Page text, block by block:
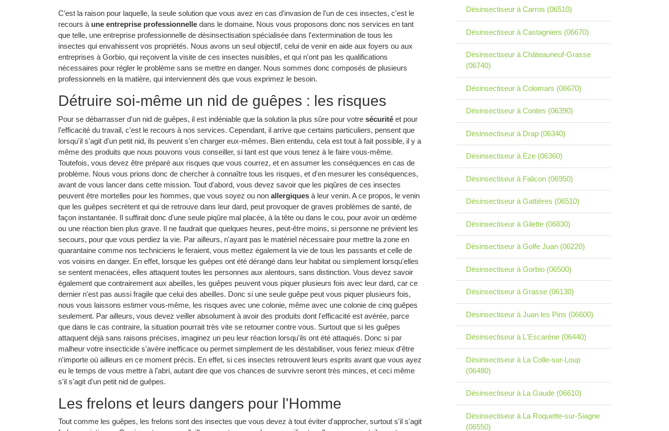
C'est la raison pour laquelle, la seule solution que vous avez en cas d'invasion de l'un de ces insectes, c'est le
recours à une entreprise professionnelle dans le domaine. Nous vous proposons donc nos services en tant
que telle, une entreprise professionnelle de désinsectisation spécialisée dans l'extermination de tous les
insectes qui envahissent vos propriétés. Nous avons un seul objectif, celui de venir en aide aux foyers ou aux
entreprises à Gorbio, qui reçoivent la visite de ces insectes nuisibles, et qui n'ont pas les qualifications
nécessaires pour régler le problème sans se mettre en danger. Nous sommes donc composés de plusieurs
professionnels en la matière, qui interviennent dès que vous exprimez le besoin.
Détruire soi-même un nid de guêpes : les risques
Pour se débarrasser d'un nid de guêpes, il est indéniable que la solution la plus sûre pour votre sécurité et pour
l'efficacité du travail, c'est le recours à nos services. Cependant, il arrive que certains particuliers, pensent que
lorsqu'il s'agit d'un petit nid, ils peuvent s'en charger eux-mêmes. Bien entendu, cela est tout à fait possible, il y a
même des produits que nous pouvons vous conseiller, si tant est que vous tenez à le faire vous-même.
Toutefois, vous devez être préparé aux risques que vous courrez, et en assumer les conséquences en cas de
problème. Nous vous prions donc de chercher à connaître tous les risques, et d'en mesurer les conséquences,
avant de vous lancer dans cette mission. Tout d'abord, vous devez savoir que les piqûres de ces insectes
peuvent être mortelles pour les hommes, que vous soyez ou non allergiques à leur venin. A ce propos, le venin
que les guêpes secrètent et qui de retrouve dans leur dard, peut provoquer de graves problèmes de santé, de
façon instantanée. Il suffirait donc d'une seule piqûre mal placée, à la tête ou dans le cou, pour avoir un œdème
ou une réaction bien plus grave. Il ne faudrait que quelques heures, peut-être moins, si personne ne prévient les
secours, pour que vous perdiez la vie. Par ailleurs, n'ayant pas le matériel nécessaire pour mettre la zone en
quarantaine comme nos techniciens le feraient, vous mettez également la vie de tous les passants et celle de
vos voisins en danger. En effet, lorsque les guêpes ont été dérangé dans leur habitat ou simplement lorsqu'elles
se sentent menacées, elles attaquent toutes les personnes aux alentours, sans distinction. Vous devez savoir
également que contrairement aux abeilles, les guêpes peuvent vous piquer plusieurs fois avec leur dard, car ce
dernier n'est pas aussi fragile que celui des abeilles. Donc si une seule guêpe peut vous piquer plusieurs fois,
nous vous laissons estimer vous-même, les risques avec une colonie, même avec une colonie de cinq guêpes
seulement. Par ailleurs, vous devez veiller absolument à avoir des produits dont l'efficacité est avérée, parce
que dans le cas contraire, la situation pourrait très vite se retourner contre vous. Surtout que si les guêpes
attaquent déjà sans raisons précises, imaginez un peu leur réaction lorsqu'ils ont été attaqués. Donc si par
malheur votre insecticide s'avère inefficace ou permet simplement de les déstabiliser, vous feriez mieux d'être
n'importe où ailleurs en ce moment précis. En effet, si ces insectes retrouvent leurs esprits avant que vous ayez
eu le temps de vous mettre à l'abri, autant dire que vos chances de survivre seront très minces, et ceci même
s'il s'agit d'un petit nid de guêpes.
Les frelons et leurs dangers pour l'Homme
Tout comme les guêpes, les frelons sont des insectes que vous devez à tout éviter d'approcher, surtout s'il s'agit
Désinsectiseur à Carros (06510)
Désinsectiseur à Castagniers (06670)
Désinsectiseur à Châteauneuf-Grasse
(06740)
Désinsectiseur à Colomars (06670)
Désinsectiseur à Contes (06390)
Désinsectiseur à Drap (06340)
Désinsectiseur à Èze (06360)
Désinsectiseur à Falicon (06950)
Désinsectiseur à Gattières (06510)
Désinsectiseur à Gilette (06830)
Désinsectiseur à Golfe Juan (06220)
Désinsectiseur à Gorbio (06500)
Désinsectiseur à Grasse (06130)
Désinsectiseur à Juan les Pins (06600)
Désinsectiseur à L'Escarène (06440)
Désinsectiseur à La Colle-sur-Loup
(06480)
Désinsectiseur à La Gaude (06610)
Désinsectiseur à La Roquette-sur-Siagne
(06550)